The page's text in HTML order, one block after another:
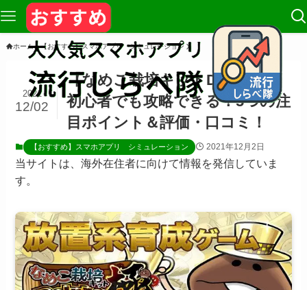
ホーム 【おすすめ】スマホアプリ シミュレーション
【なめこ栽培キットDeluxe極】
初心者でも攻略できる！5つの注
目ポイント＆評価・口コミ！
2021
12/02
【おすすめ】スマホアプリ シミュレーション 2021年12月2日
当サイトは、海外在住者に向けて情報を発信していま
す。